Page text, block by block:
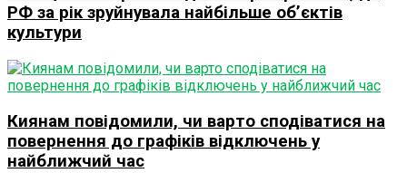
РФ за рік зруйнувала найбільше об’єктів
культури
Киянам повідомили, чи варто сподіватися на
повернення до графіків відключень у
найближчий час